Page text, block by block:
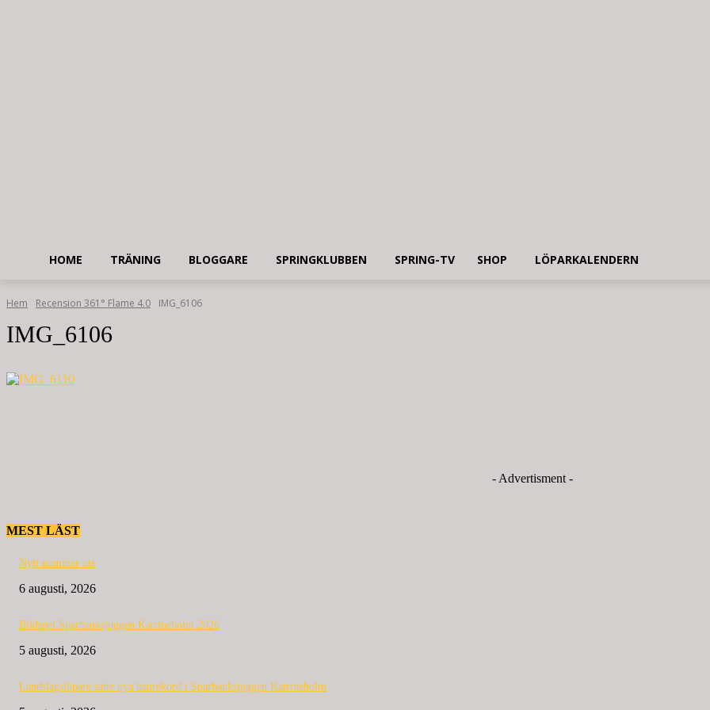
HOME TRÄNING BLOGGARE SPRINGKLUBBEN SPRING-TV SHOP LÖPARKALENDERN
Hem Recension 361° Flame 4.0 IMG_6106
IMG_6106
- Advertisment -
MEST LÄST
Nytt nummer ute
6 augusti, 2026
Bildspel Sparbanksjoggen Katrineholm 2026
5 augusti, 2026
Landslagslöpare satte nya banrekord i Sparbanksjoggen Katrineholm